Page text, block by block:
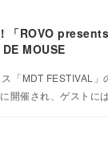
「ROVO
MOUSE
「MDT FESTIVAL
開催され、ゲストに